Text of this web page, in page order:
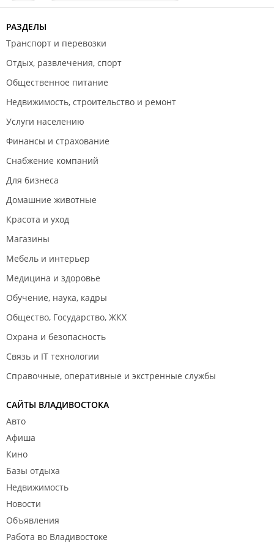
РАЗДЕЛЫ
Транспорт и перевозки
Отдых, развлечения, спорт
Общественное питание
Недвижимость, строительство и ремонт
Услуги населению
Финансы и страхование
Снабжение компаний
Для бизнеса
Домашние животные
Красота и уход
Магазины
Мебель и интерьер
Медицина и здоровье
Обучение, наука, кадры
Общество, Государство, ЖКХ
Охрана и безопасность
Связь и IT технологии
Справочные, оперативные и экстренные службы
САЙТЫ ВЛАДИВОСТОКА
Авто
Афиша
Кино
Базы отдыха
Недвижимость
Новости
Объявления
Работа во Владивостоке